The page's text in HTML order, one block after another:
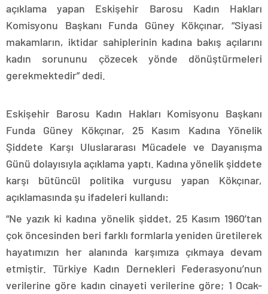
açıklama yapan Eskişehir Barosu Kadın Hakları
Komisyonu Başkanı Funda Güney Kökçınar, “Siyasi
makamların, iktidar sahiplerinin kadına bakış açılarını
kadın sorununu çözecek yönde dönüştürmeleri
gerekmektedir” dedi.
Eskişehir Barosu Kadın Hakları Komisyonu Başkanı
Funda Güney Kökçınar, 25 Kasım Kadına Yönelik
Şiddete Karşı Uluslararası Mücadele ve Dayanışma
Günü dolayısıyla açıklama yaptı. Kadına yönelik şiddete
karşı bütüncül politika vurgusu yapan Kökçınar,
açıklamasında şu ifadeleri kullandı:
“Ne yazık ki kadına yönelik şiddet, 25 Kasım 1960’tan
çok öncesinden beri farklı formlarla yeniden üretilerek
hayatımızın her alanında karşımıza çıkmaya devam
etmiştir. Türkiye Kadın Dernekleri Federasyonu’nun
verilerine göre kadın cinayeti verilerine göre; 1 Ocak-